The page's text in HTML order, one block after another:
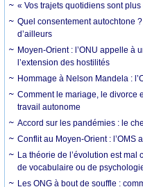
« Vos trajets quotidiens sont
Quel consentement autochtone
d’ailleurs
Moyen-Orient : l’ONU appelle à
l’extension des hostilités
Hommage à Nelson Mandela :
Comment le mariage, le divorce
travail autonome
Accord sur les pandémies : le
Conflit au Moyen-Orient : l’OMS
La théorie de l’évolution est
de vocabulaire ou de
Les ONG à bout de souffle :